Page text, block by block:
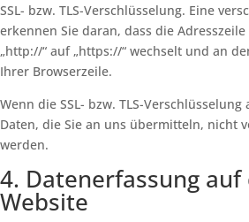
SSL- bzw. TLS-Verschlüsselung. Eine
erkennen Sie daran, dass die Adresszeile
„http://“ auf „https://“ wechselt und an
Ihrer Browserzeile.
Wenn die SSL- bzw. TLS-
Daten, die Sie an uns übermitteln, nicht
werden.
4. Datenerfassung auf
Website